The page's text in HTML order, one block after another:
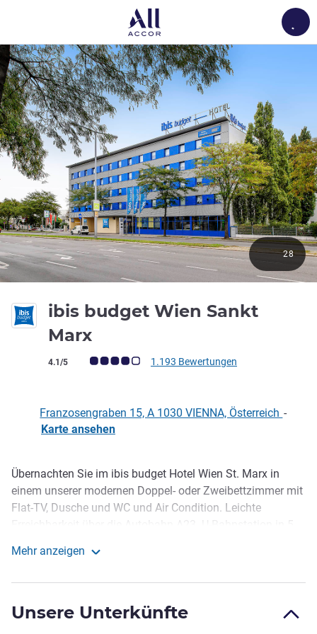
ibis budget Wien Sankt
Marx
Note Kundenmeinungen (Bewertung ALL)
4.1/5 1.193 Bewertungen
28
Franzosengraben 15, A 1030 VIENNA, Österreich -
Karte ansehen
Beschreibung
Übernachten Sie im ibis budget Hotel Wien St. Marx in
einem unserer modernen Doppel- oder Zweibettzimmer mit
Flat-TV, Dusche und WC und Air Condition. Leichte
das Stadtzentrum. Große Tiefgarage zu günstigen Preisen.
You Can Eat"-Frühstücksbuffet.
Mehr anzeigen
Unsere Unterkünfte